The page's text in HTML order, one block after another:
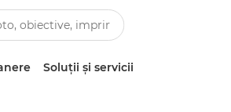
Soluţii şi servicii